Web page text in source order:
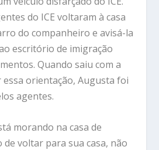
do ICE voltaram à casa
do companheiro e avisá-la
escritório de imigração
Quando saiu com a
orientação, Augusta foi
agentes.
morando na casa de
de voltar para sua casa, não